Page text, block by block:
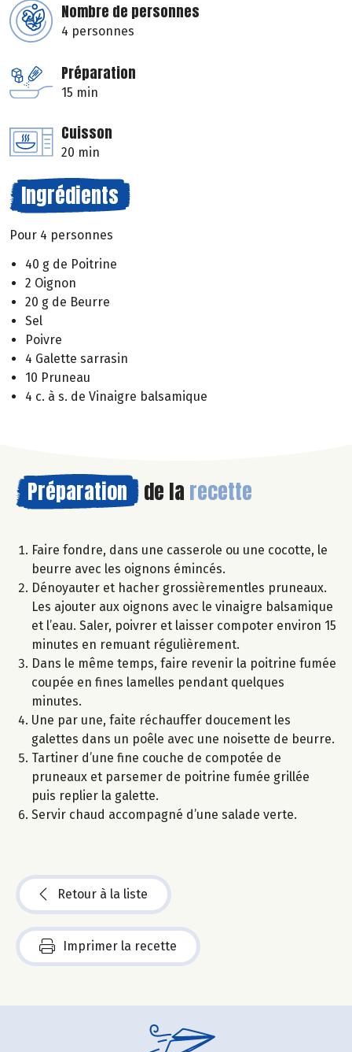
Nombre de personnes
4 personnes
Préparation
15 min
Cuisson
20 min
Ingrédients
Pour 4 personnes
40 g de Poitrine
2 Oignon
20 g de Beurre
Sel
Poivre
4 Galette sarrasin
10 Pruneau
4 c. à s. de Vinaigre balsamique
Préparation de la recette
Faire fondre, dans une casserole ou une cocotte, le
beurre avec les oignons émincés.
Dénoyauter et hacher grossièrementles pruneaux.
Les ajouter aux oignons avec le vinaigre balsamique
et l’eau. Saler, poivrer et laisser compoter environ 15
minutes en remuant régulièrement.
Dans le même temps, faire revenir la poitrine fumée
coupée en fines lamelles pendant quelques
minutes.
Une par une, faite réchauffer doucement les
galettes dans un poêle avec une noisette de beurre.
Tartiner d’une fine couche de compotée de
pruneaux et parsemer de poitrine fumée grillée
puis replier la galette.
Servir chaud accompagné d’une salade verte.
Retour à la liste
Imprimer la recette